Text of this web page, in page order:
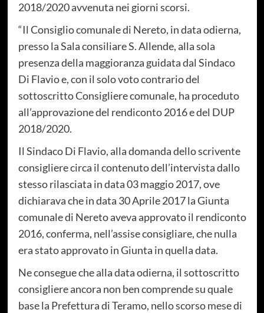
2018/2020 avvenuta nei giorni scorsi.
“Il Consiglio comunale di Nereto, in data odierna,
presso la Sala consiliare S. Allende, alla sola
presenza della maggioranza guidata dal Sindaco
Di Flavio e, con il solo voto contrario del
sottoscritto Consigliere comunale, ha proceduto
all’approvazione del rendiconto 2016 e del DUP
2018/2020.
Il Sindaco Di Flavio, alla domanda dello scrivente
consigliere circa il contenuto dell’intervista dallo
stesso rilasciata in data 03 maggio 2017, ove
dichiarava che in data 30 Aprile 2017 la Giunta
comunale di Nereto aveva approvato il rendiconto
2016, conferma, nell’assise consigliare, che nulla
era stato approvato in Giunta in quella data.
Ne consegue che alla data odierna, il sottoscritto
consigliere ancora non ben comprende su quale
base la Prefettura di Teramo, nello scorso mese di